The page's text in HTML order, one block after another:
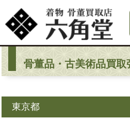
骨董品・古美術品買取
東京都